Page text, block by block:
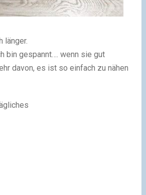
länger.
bin gespannt…. wenn sie gut
davon, es ist so einfach zu nähen